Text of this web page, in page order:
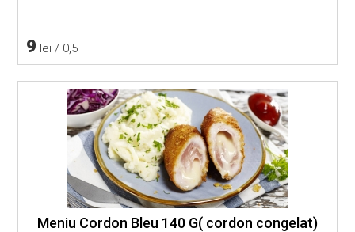
9 lei / 0,5 l
Meniu Cordon Bleu 140 G( cordon congelat)